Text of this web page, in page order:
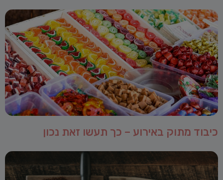
כיבוד מתוק באירוע – כך תעשו זאת נכון